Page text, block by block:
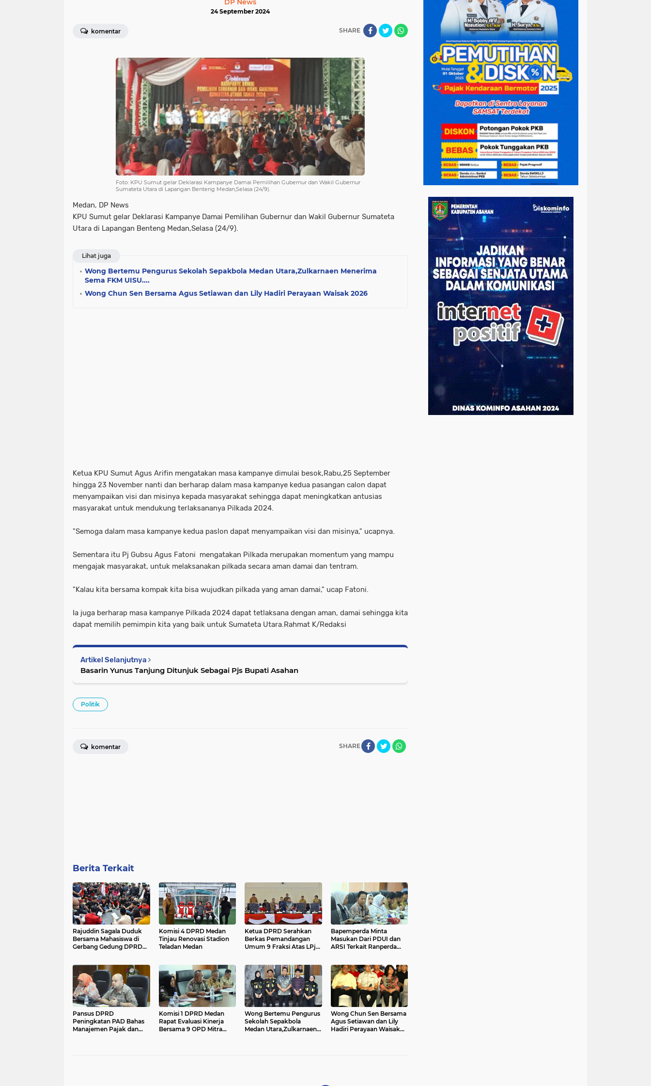
DP News
24 September 2024
komentar SHARE
Foto: KPU Sumut gelar Deklarasi Kampanye Damai Pemilihan Gubernur dan Wakil Gubernur
Sumateta Utara di Lapangan Benteng Medan,Selasa (24/9).
Medan, DP News
KPU Sumut gelar Deklarasi Kampanye Damai Pemilihan Gubernur dan Wakil Gubernur Sumateta
Utara di Lapangan Benteng Medan,Selasa (24/9).
Lihat juga
Wong Bertemu Pengurus Sekolah Sepakbola Medan Utara,Zulkarnaen Menerima
Sema FKM UISU....
Wong Chun Sen Bersama Agus Setiawan dan Lily Hadiri Perayaan Waisak 2026
Ketua KPU Sumut Agus Arifin mengatakan masa kampanye dimulai besok,Rabu,25 September
hingga 23 November nanti dan berharap dalam masa kampanye kedua pasangan calon dapat
menyampaikan visi dan misinya kepada masyarakat sehingga dapat meningkatkan antusias
masyarakat untuk mendukung terlaksananya Pilkada 2024.
"Semoga dalam masa kampanye kedua paslon dapat menyampaikan visi dan misinya," ucapnya.
Sementara itu Pj Gubsu Agus Fatoni mengatakan Pilkada merupakan momentum yang mampu
mengajak masyarakat, untuk melaksanakan pilkada secara aman damai dan tentram.
"Kalau kita bersama kompak kita bisa wujudkan pilkada yang aman damai," ucap Fatoni.
Ia juga berharap masa kampanye Pilkada 2024 dapat tetlaksana dengan aman, damai sehingga kita
dapat memilih pemimpin kita yang baik untuk Sumateta Utara.Rahmat K/Redaksi
Artikel Selanjutnya
Basarin Yunus Tanjung Ditunjuk Sebagai Pjs Bupati Asahan
Politik
SHARE
komentar
Berita Terkait
Rajuddin Sagala Duduk
Bersama Mahasiswa di
Gerbang Gedung DPRD
Komisi 4 DPRD Medan
Tinjau Renovasi Stadion
Teladan Medan
Ketua DPRD Serahkan
Berkas Pemandangan
Umum 9 Fraksi Atas LPj
Bapemperda Minta
Masukan Dari PDUI dan
ARSI Terkait Ranperda
Pansus DPRD
Peningkatan PAD Bahas
Manajemen Pajak dan
Komisi 1 DPRD Medan
Rapat Evaluasi Kinerja
Bersama 9 OPD Mitra
Wong Bertemu Pengurus
Sekolah Sepakbola
Medan Utara,Zulkarnaen
Wong Chun Sen Bersama
Agus Setiawan dan Lily
Hadiri Perayaan Waisak